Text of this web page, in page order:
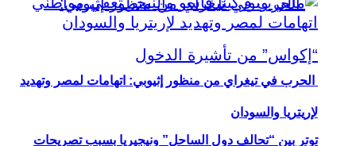
توتر بين “تحالف دول الساحل” ونيجيريا بسبب تصريحات
الحرب في تيغراي من منظور إثيوبي: اتهامات لمصر وتهديد
لإريتريا والسودان